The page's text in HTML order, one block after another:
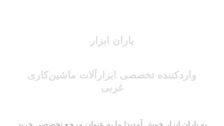
باران ابزار
واردکننده تخصصی ابزارآلات ماشین‌کاری
غربی
به باران ابزار خوش آمدید! ما به عنوان مرجع تخصصی خرید